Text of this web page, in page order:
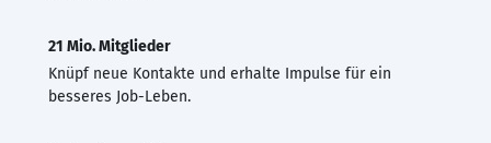
21 Mio. Mitglieder
Knüpf neue Kontakte und erhalte Impulse für ein
besseres Job-Leben.